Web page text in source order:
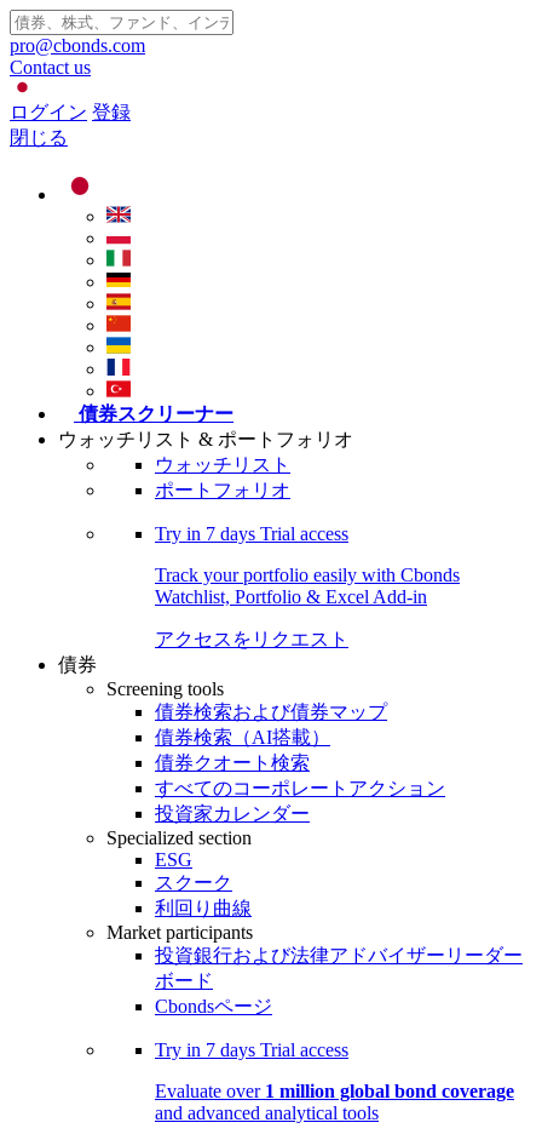
pro@cbonds.com
Contact us
ログイン 登録
閉じる
債券スクリーナー
ウォッチリスト & ポートフォリオ
ウォッチリスト
ポートフォリオ
Try in 7 days Trial access
Track your portfolio easily with Cbonds
Watchlist, Portfolio & Excel Add-in
アクセスをリクエスト
債券
Screening tools
債券検索および債券マップ
債券検索（AI搭載）
債券クオート検索
すべてのコーポレートアクション
投資家カレンダー
Specialized section
ESG
スクーク
利回り曲線
Market participants
投資銀行および法律アドバイザーリーダー
ボード
Cbondsページ
Try in 7 days Trial access
Evaluate over 1 million global bond coverage
and advanced analytical tools